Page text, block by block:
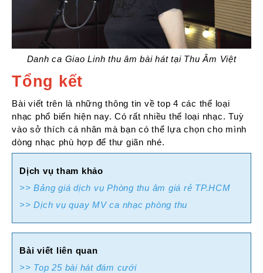
Danh ca Giao Linh thu âm bài hát tại Thu Âm Việt
Tổng kết
Bài viết trên là những thông tin về top 4 các thể loại
nhạc phổ biến hiện nay. Có rất nhiều thể loại nhạc. Tuỳ
vào sở thích cá nhân mà bạn có thể lựa chọn cho mình
dòng nhạc phù hợp để thư giãn nhé.
Dịch vụ tham khảo
>> Bảng giá dịch vụ Phòng thu âm giá rẻ TP.HCM
>> Dịch vụ quay MV ca nhạc phòng thu
Bài viết liên quan
>> Top 25 bài hát đám cưới